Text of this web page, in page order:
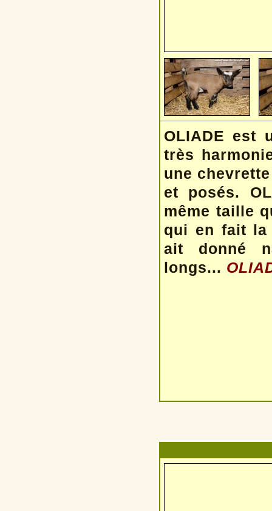
OLIADE est
très
une
et posés.
même taille
qui en fait la
ait donné
longs...